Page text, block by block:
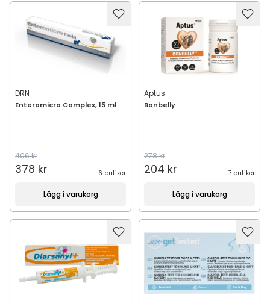
DRN
Enteromicro Complex, 15 ml
406 kr
378 kr 6 butiker
Lägg i varukorg
Aptus
Bonbelly
278 kr
204 kr 7 butiker
Lägg i varukorg